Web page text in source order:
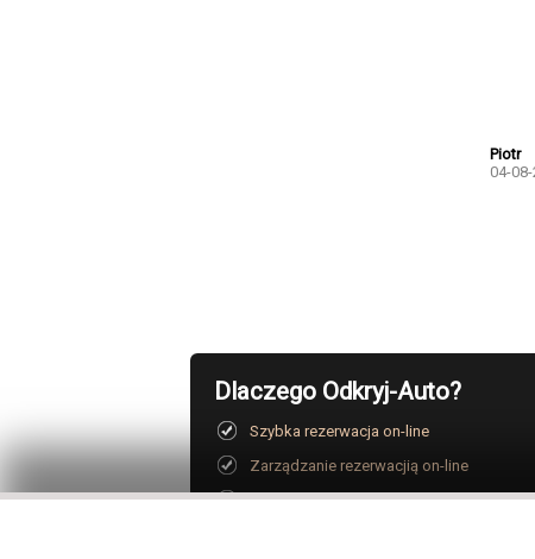
Piotr
04-
Dlaczego Odkryj-Auto?
Szybka rezerwacja on-line
Zarządzanie rezerwacjią on-line
Bezpłatne anulowanie rezerwacji